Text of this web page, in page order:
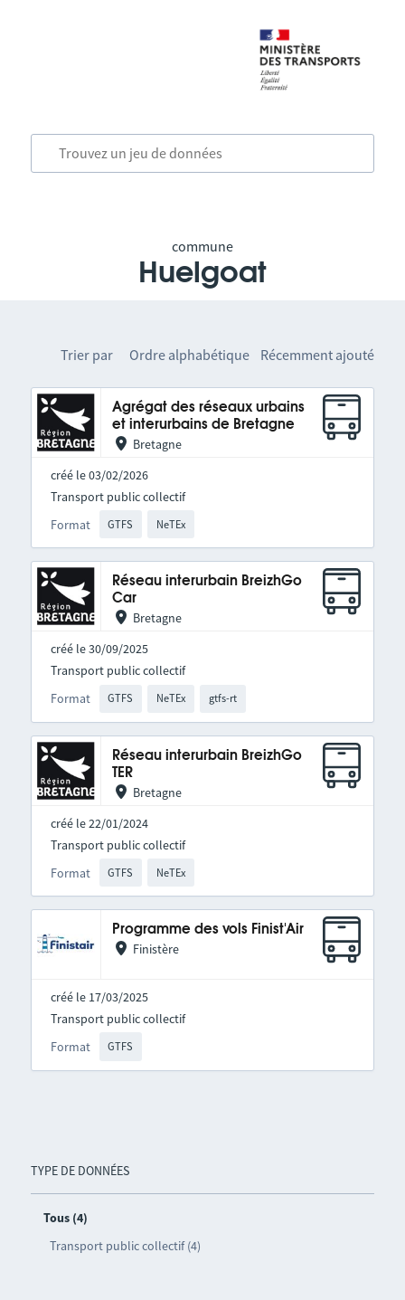
commune
Huelgoat
TYPE DE DONNÉES
Tous (4)
Transport public collectif (4)
Trier par Ordre alphabétique Récemment ajouté
Agrégat des réseaux urbains
et interurbains de Bretagne
Bretagne
créé le 03/02/2026
Format GTFS NeTEx
Transport public collectif
Réseau interurbain BreizhGo
Car
Bretagne
créé le 30/09/2025
Format GTFS NeTEx gtfs-rt
Transport public collectif
Réseau interurbain BreizhGo
TER
Bretagne
créé le 22/01/2024
Format GTFS NeTEx
Transport public collectif
Programme des vols Finist'Air
Finistère
créé le 17/03/2025
Format GTFS
Transport public collectif